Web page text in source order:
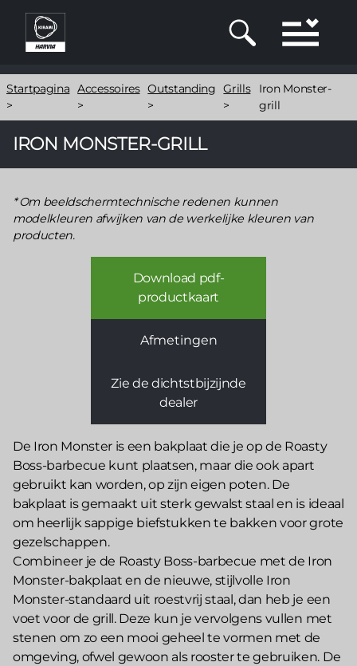
Overslaan
naar
inhoud
gaan
Kruimelpad
Startpagina
>
Accessoires
>
Outstanding
>
Grills
>
Iron Monster-
grill
IRON MONSTER-GRILL
Om beeldschermtechnische redenen kunnen
modelkleuren afwijken van de werkelijke kleuren van
producten.
Download pdf-
productkaart
Afmetingen
Zie de dichtstbijzijnde
dealer
De Iron Monster is een bakplaat die je op de Roasty
Boss-barbecue kunt plaatsen, maar die ook apart
gebruikt kan worden, op zijn eigen poten. De
bakplaat is gemaakt uit sterk gewalst staal en is ideaal
om heerlijk sappige biefstukken te bakken voor grote
gezelschappen.
Combineer je de Roasty Boss-barbecue met de Iron
Monster-bakplaat en de nieuwe, stijlvolle Iron
Monster-standaard uit roestvrij staal, dan heb je een
voet voor de grill. Deze kun je vervolgens vullen met
stenen om zo een mooi geheel te vormen met de
omgeving, ofwel gewoon als rooster te gebruiken. De